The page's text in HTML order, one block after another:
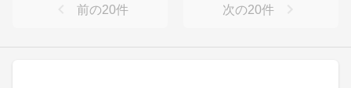
前の20件 次の20件